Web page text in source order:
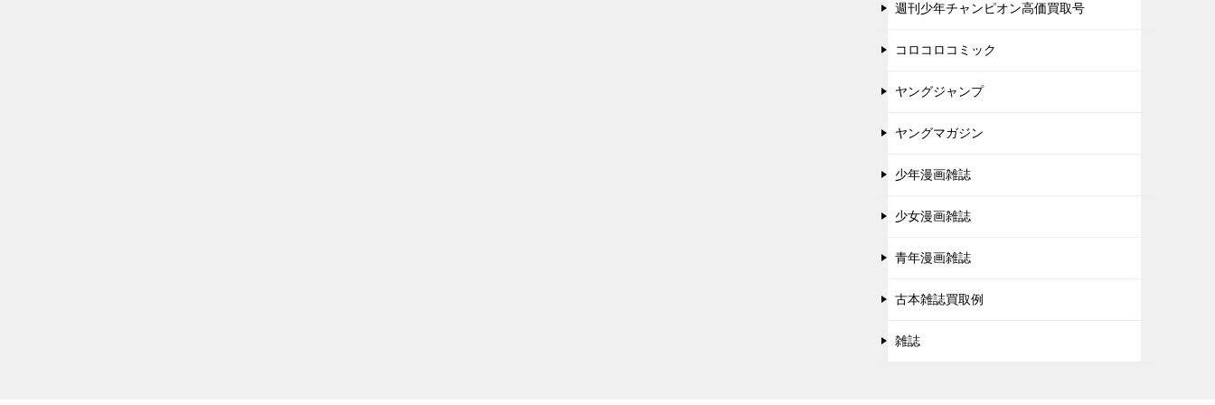
週刊少年チャンピオン高価買取号
コロコロコミック
ヤングジャンプ
ヤングマガジン
少年漫画雑誌
少女漫画雑誌
青年漫画雑誌
古本雑誌買取例
雑誌